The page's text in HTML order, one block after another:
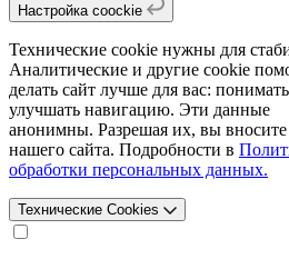
Настройка coockie
Технические cookie нужны для
Аналитические и другие cookie
делать сайт лучше для вас:
улучшать навигацию. Эти данные
анонимны. Разрешая их, вы вносите
нашего сайта. Подробности в
обработки персональных данных.
Технические Cookies